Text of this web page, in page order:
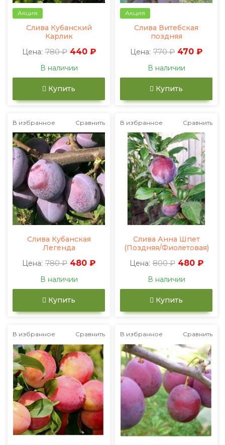
Акция
Слива Кубанский
Карлик
Цена: 780 ₽ 440 ₽
В наличии
Купить
Акция
Слива Витебская
поздняя
Цена: 770 ₽ 470 ₽
В наличии
Купить
В избранное Сравнить
Слива Кубанская
Легенда
Цена: 780 ₽ 480 ₽
В наличии
Купить
В избранное Сравнить
Слива Анна Шпет
(Поздняя/Фиолетовая)
Цена: 800 ₽ 480 ₽
В наличии
Купить
В избранное Сравнить В избранное Сравнить